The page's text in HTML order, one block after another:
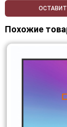
Похожие